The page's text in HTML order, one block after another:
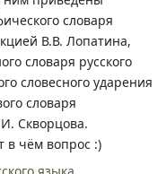
словаря
В.В. Лопатина,
словаря русского
словесного ударения
словаря
Скворцова.
в чём вопрос :)